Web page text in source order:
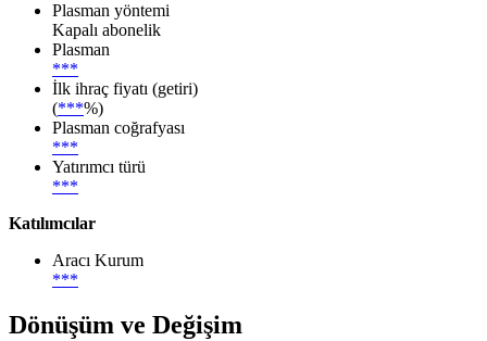
Plasman yöntemi
Kapalı abonelik
Plasman
***
İlk ihraç fiyatı (getiri)
(***%)
Plasman coğrafyası
***
Yatırımcı türü
***
Katılımcılar
Aracı Kurum
***
Dönüşüm ve Değişim